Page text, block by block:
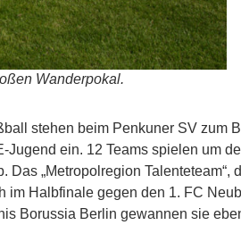
Wanderpokal.
stehen beim Penkuner SV zum
ein. 12 Teams spielen um
„Metropolregion Talenteteam“,
im Halbfinale gegen den 1. FC
Borussia Berlin gewannen sie